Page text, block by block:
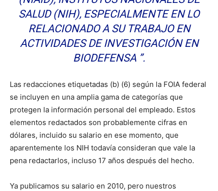
SALUD (NIH), ESPECIALMENTE EN LO
RELACIONADO A SU TRABAJO EN
ACTIVIDADES DE INVESTIGACIÓN EN
BIODEFENSA ”.
Las redacciones etiquetadas (b) (6) según la FOIA federal
se incluyen en una amplia gama de categorías que
protegen la información personal del empleado. Estos
elementos redactados son probablemente cifras en
dólares, incluido su salario en ese momento, que
aparentemente los NIH todavía consideran que vale la
pena redactarlos, incluso 17 años después del hecho.
Ya publicamos su salario en 2010, pero nuestros